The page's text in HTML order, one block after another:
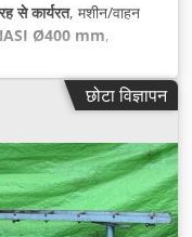
से कार्यरत, मशीन/वाहन
Ø400 mm,
छोटा विज्ञापन